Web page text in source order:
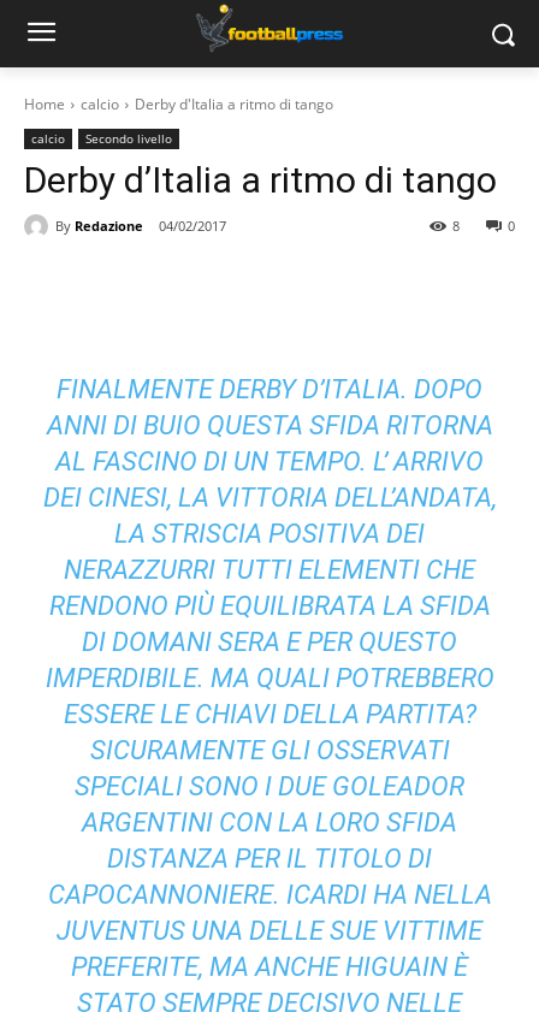
Home calcio Derby d'Italia a ritmo di tango
calcio Secondo livello
Derby d’Italia a ritmo di tango
By Redazione 04/02/2017 0
8
FINALMENTE DERBY D’ITALIA. DOPO
ANNI DI BUIO QUESTA SFIDA RITORNA
AL FASCINO DI UN TEMPO. L’ ARRIVO
DEI CINESI, LA VITTORIA DELL’ANDATA,
LA STRISCIA POSITIVA DEI
NERAZZURRI TUTTI ELEMENTI CHE
RENDONO PIÙ EQUILIBRATA LA SFIDA
DI DOMANI SERA E PER QUESTO
IMPERDIBILE. MA QUALI POTREBBERO
ESSERE LE CHIAVI DELLA PARTITA?
SICURAMENTE GLI OSSERVATI
SPECIALI SONO I DUE GOLEADOR
ARGENTINI CON LA LORO SFIDA
DISTANZA PER IL TITOLO DI
CAPOCANNONIERE. ICARDI HA NELLA
JUVENTUS UNA DELLE SUE VITTIME
PREFERITE, MA ANCHE HIGUAIN È
STATO SEMPRE DECISIVO NELLE